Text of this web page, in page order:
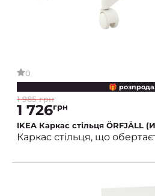
0
🎁
1 985 грн
1 726грн
IKEA Каркас стільця
Каркас стільця, що